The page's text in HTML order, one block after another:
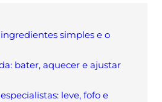
simples e o
bater, aquecer e ajustar
leve, fofo e